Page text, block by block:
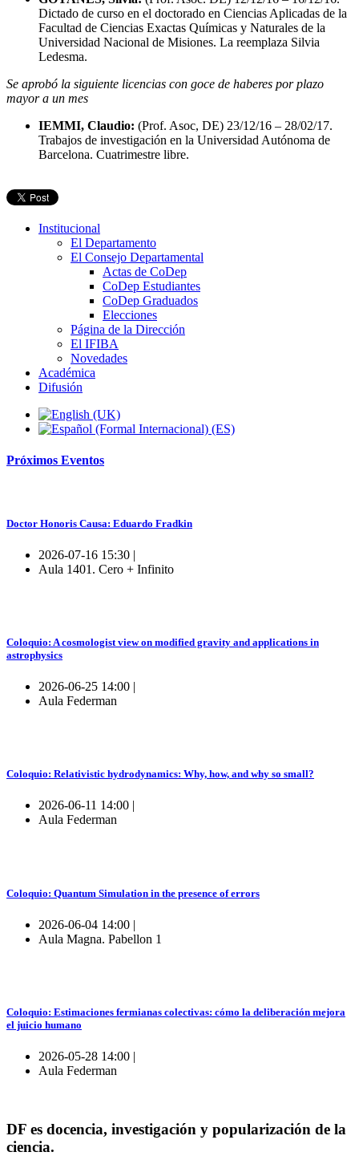
Dictado de curso en el doctorado en Ciencias Aplicadas de la
Facultad de Ciencias Exactas Químicas y Naturales de la
Universidad Nacional de Misiones. La reemplaza Silvia
Ledesma.
Se aprobó la siguiente licencias con goce de haberes por plazo
mayor a un mes
IEMMI, Claudio: (Prof. Asoc, DE) 23/12/16 – 28/02/17.
Trabajos de investigación en la Universidad Autónoma de
Barcelona. Cuatrimestre libre.
Institucional
El Departamento
El Consejo Departamental
Actas de CoDep
CoDep Estudiantes
CoDep Graduados
Elecciones
Página de la Dirección
El IFIBA
Novedades
Académica
Difusión
Próximos Eventos
Doctor Honoris Causa: Eduardo Fradkin
2026-07-16 15:30 |
Aula 1401. Cero + Infinito
Coloquio: A cosmologist view on modified gravity and applications in
astrophysics
2026-06-25 14:00 |
Aula Federman
Coloquio: Relativistic hydrodynamics: Why, how, and why so small?
2026-06-11 14:00 |
Aula Federman
Coloquio: Quantum Simulation in the presence of errors
2026-06-04 14:00 |
Aula Magna. Pabellon 1
Coloquio: Estimaciones fermianas colectivas: cómo la deliberación mejora
el juicio humano
2026-05-28 14:00 |
Aula Federman
DF es docencia, investigación y popularización de la
ciencia.